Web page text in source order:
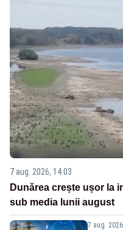
7 aug. 2026, 14:03
Dunărea crește ușor la
sub media lunii august
7 aug.